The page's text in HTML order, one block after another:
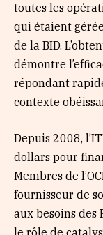
toutes les
qui étaient
de la BID.
démontre
répondant
contexte
Depuis 2008,
dollars pour
Membres de
fournisseur de
aux besoins des
le rôle de